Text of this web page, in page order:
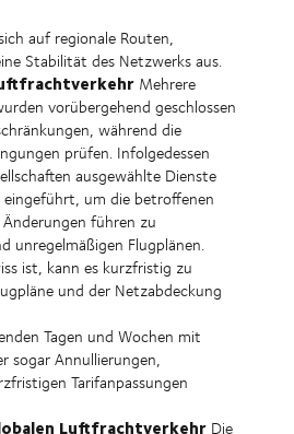
auf regionale Routen,
Stabilität des Netzwerks aus.
Mehrere
vorübergehend geschlossen
während die
prüfen. Infolgedessen
ausgewählte Dienste
um die betroffenen
führen zu
unregelmäßigen Flugplänen.
ist, kann es kurzfristig zu
und der Netzabdeckung
Tagen und Wochen mit
sogar Annullierungen,
Tarifanpassungen
Luftfrachtverkehr Die